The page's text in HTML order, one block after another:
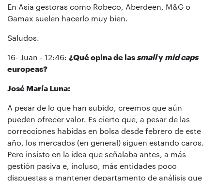
En Asia gestoras como Robeco, Aberdeen, M&G o
Gamax suelen hacerlo muy bien.
Saludos.
16- Juan - 12:46: ¿Qué opina de las smally mid caps
europeas?
José María Luna:
A pesar de lo que han subido, creemos que aún
pueden ofrecer valor. Es cierto que, a pesar de las
correcciones habidas en bolsa desde febrero de este
año, los mercados (en general) siguen estando caros.
Pero insisto en la idea que señalaba antes, a más
gestión pasiva e, incluso, más entidades poco
dispuestas a mantener departamento de análisis que